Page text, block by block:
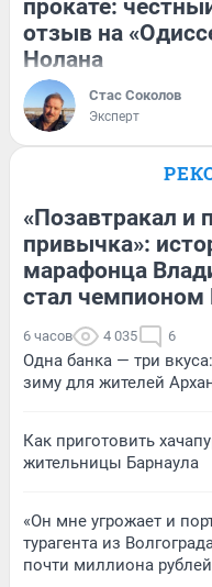
прокате:
отзыв на
Нолана
Стас Соколов
Эксперт
«Позавтракал и
привычка»:
марафонца
стал чемпионом
6 часов 4 035 6
Одна банка — три
зиму для жителей
Как приготовить
жительницы Барнаула
«Он мне угрожает и
турагента из
почти миллиона рублей